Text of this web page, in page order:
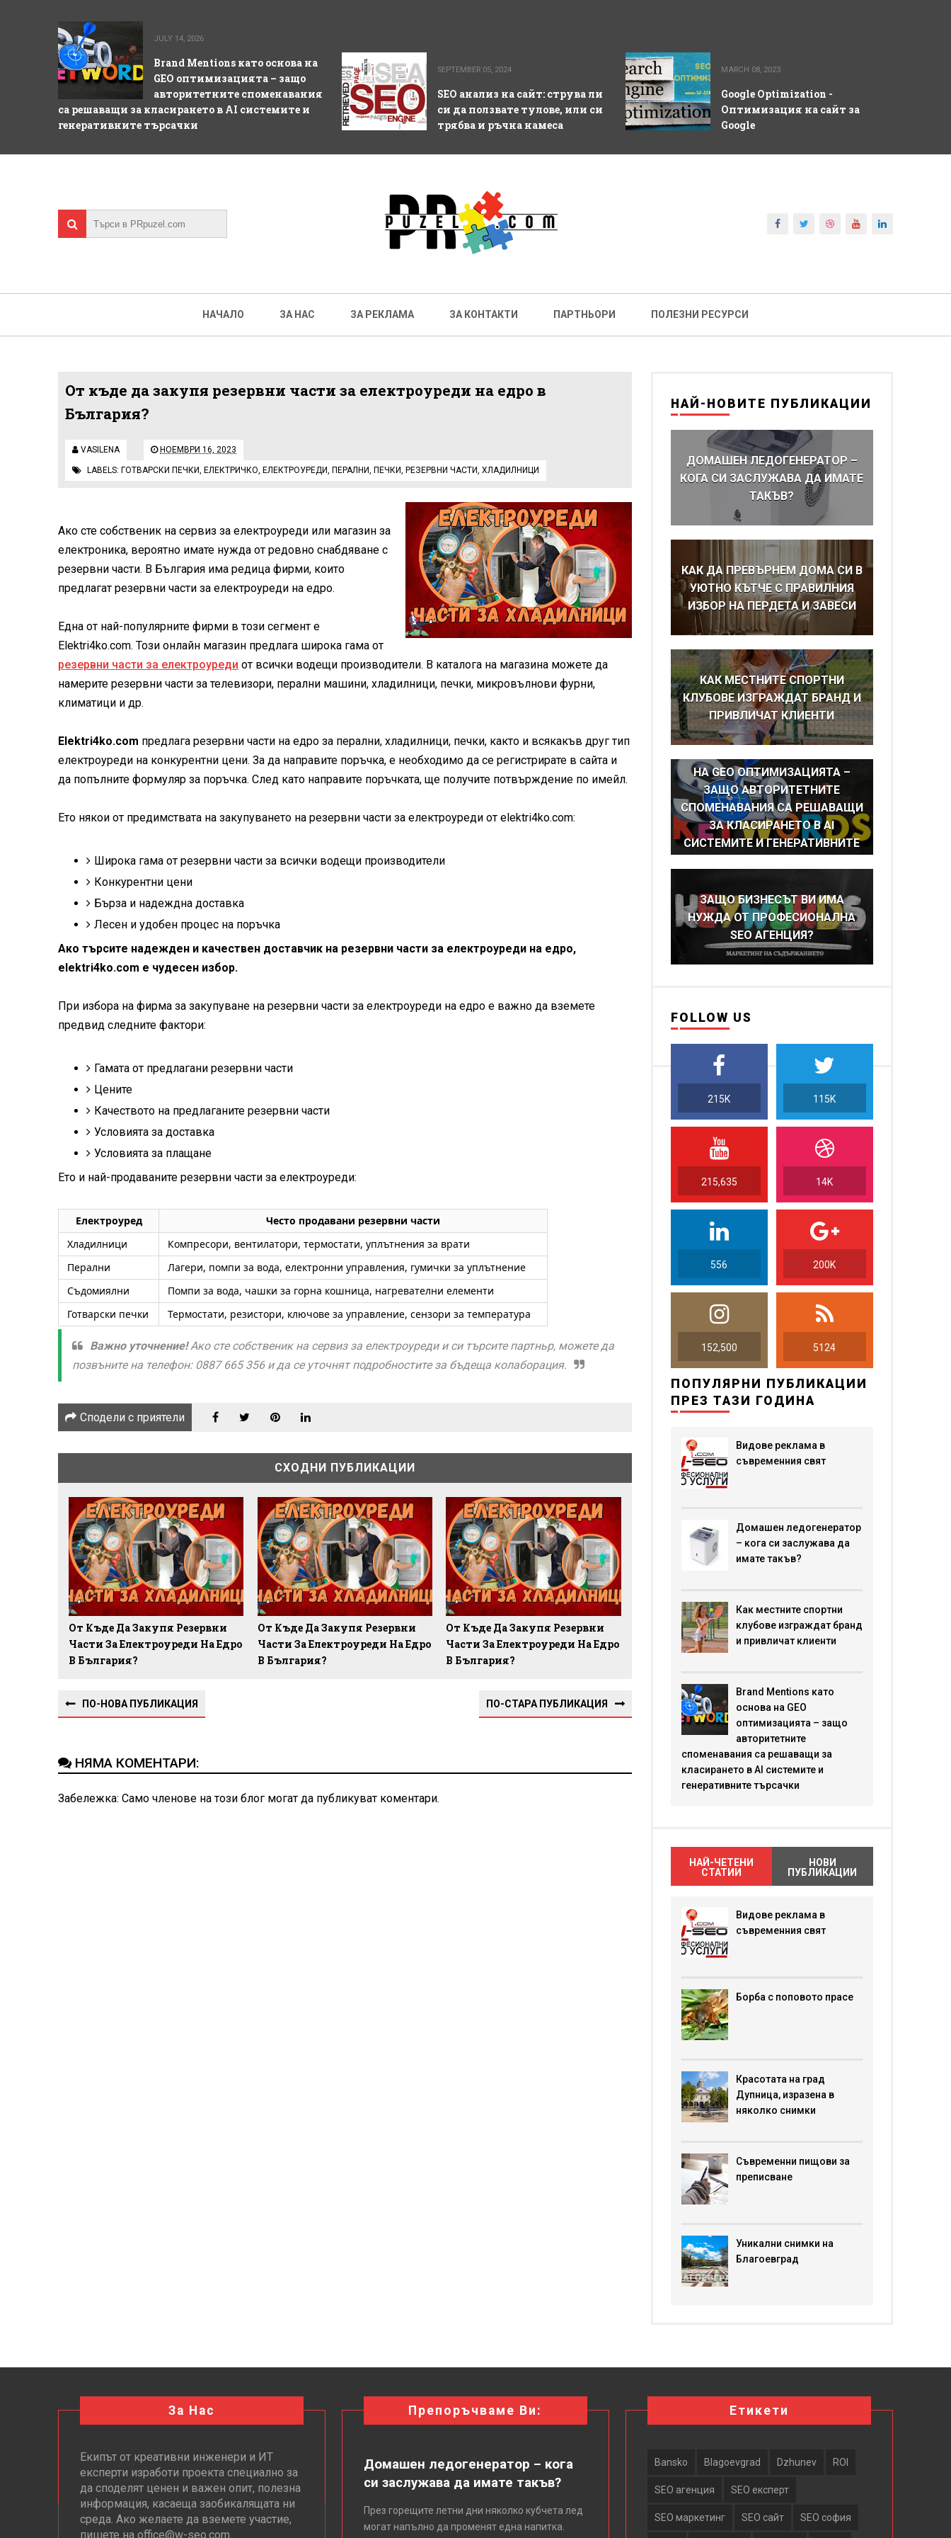
JULY 14, 2026
Brand Mentions като основа на
GEO оптимизацията – защо
авторитетните споменавания
са решаващи за класирането в AI системите и
генеративните търсачки
SEPTEMBER 05, 2024
SEO анализ на сайт: струва ли
си да ползвате тулове, или си
трябва и ръчна намеса
MARCH 08, 2023
Google Optimization -
Оптимизация на сайт за
Google
НАЧАЛО ЗА НАС ЗА РЕКЛАМА ЗА КОНТАКТИ ПАРТНЬОРИ ПОЛЕЗНИ РЕСУРСИ
От къде да закупя резервни части за електроуреди на едро в
България?
VASILENA НОЕМВРИ 16, 2023
LABELS: ГОТВАРСКИ ПЕЧКИ, ЕЛЕКТРИЧКО, ЕЛЕКТРОУРЕДИ, ПЕРАЛНИ, ПЕЧКИ, РЕЗЕРВНИ ЧАСТИ, ХЛАДИЛНИЦИ
Ако сте собственик на сервиз за електроуреди или магазин за
електроника, вероятно имате нужда от редовно снабдяване с
резервни части. В България има редица фирми, които
предлагат резервни части за електроуреди на едро.
Една от най-популярните фирми в този сегмент е
Еlektri4ko.com. Този онлайн магазин предлага широка гама от
резервни части за електроуреди от всички водещи производители. В каталога на магазина можете да
намерите резервни части за телевизори, перални машини, хладилници, печки, микровълнови фурни,
климатици и др.
Elektri4ko.com предлага резервни части на едро за перални, хладилници, печки, както и всякакъв друг тип
електроуреди на конкурентни цени. За да направите поръчка, е необходимо да се регистрирате в сайта и
да попълните формуляр за поръчка. След като направите поръчката, ще получите потвърждение по имейл.
Ето някои от предимствата на закупуването на резервни части за електроуреди от elektri4ko.com:
Широка гама от резервни части за всички водещи производители
Конкурентни цени
Бърза и надеждна доставка
Лесен и удобен процес на поръчка
Ако търсите надежден и качествен доставчик на резервни части за електроуреди на едро,
elektri4ko.com е чудесен избор.
При избора на фирма за закупуване на резервни части за електроуреди на едро е важно да вземете
предвид следните фактори:
Гамата от предлагани резервни части
Цените
Качеството на предлаганите резервни части
Условията за доставка
Условията за плащане
Ето и най-продаваните резервни части за електроуреди:
Електроуред
Често продавани резервни части
Хладилници
Компресори, вентилатори, термостати, уплътнения за врати
Перални
Лагери, помпи за вода, електронни управления, гумички за уплътнение
Съдомиялни
Помпи за вода, чашки за горна кошница, нагревателни елементи
Готварски печки
Термостати, резистори, ключове за управление, сензори за температура
Важно уточнение!Ако сте собственик на сервиз за електроуреди и си търсите партньр, можете да
позвъните на телефон: 0887 665 356 и да се уточнят подробностите за бъдеща колаборация.
Сподели с приятели
СХОДНИ ПУБЛИКАЦИИ
От Къде Да Закупя Резервни
Части За Електроуреди На Едро
В България?
От Къде Да Закупя Резервни
Части За Електроуреди На Едро
В България?
От Къде Да Закупя Резервни
Части За Електроуреди На Едро
В България?
ПО-НОВА ПУБЛИКАЦИЯ ПО-СТАРА ПУБЛИКАЦИЯ
НЯМА КОМЕНТАРИ:
Забележка: Само членове на този блог могат да публикуват коментари.
НАЙ-НОВИТЕ ПУБЛИКАЦИИ
ДОМАШЕН ЛЕДОГЕНЕРАТОР –
КОГА СИ ЗАСЛУЖАВА ДА ИМАТЕ
ТАКЪВ?
КАК ДА ПРЕВЪРНЕМ ДОМА СИ В
УЮТНО КЪТЧЕ С ПРАВИЛНИЯ
ИЗБОР НА ПЕРДЕТА И ЗАВЕСИ
КАК МЕСТНИТЕ СПОРТНИ
КЛУБОВЕ ИЗГРАЖДАТ БРАНД И
ПРИВЛИЧАТ КЛИЕНТИ
НА GEO ОПТИМИЗАЦИЯТА –
ЗАЩО АВТОРИТЕТНИТЕ
СПОМЕНАВАНИЯ СА РЕШАВАЩИ
ЗА КЛАСИРАНЕТО В AI
СИСТЕМИТЕ И ГЕНЕРАТИВНИТЕ
ЗАЩО БИЗНЕСЪТ ВИ ИМА
НУЖДА ОТ ПРОФЕСИОНАЛНА
SEO АГЕНЦИЯ?
FOLLOW US
215K 115K
215,635 14K
556 200K
152,500 5124
ПОПУЛЯРНИ ПУБЛИКАЦИИ
ПРЕЗ ТАЗИ ГОДИНА
Видове реклама в
съвременния свят
Домашен ледогенератор
– кога си заслужава да
имате такъв?
Как местните спортни
клубове изграждат бранд
и привличат клиенти
Brand Mentions като
основа на GEO
оптимизацията – защо
авторитетните
споменавания са решаващи за
класирането в AI системите и
генеративните търсачки
НАЙ-ЧЕТЕНИ
СТАТИИ
НОВИ
ПУБЛИКАЦИИ
Видове реклама в
съвременния свят
Борба с поповото прасе
Красотата на град
Дупница, изразена в
няколко снимки
Съвременни пищови за
преписване
Уникални снимки на
Благоевград
За Нас
Екипът от креативни инженери и ИТ
експерти изработи проекта специално за
да споделят ценен и важен опит, полезна
информация, касаеща заобикалящата ни
среда. Ако желаете да вземете участие,
пишете на office@w-seo.com.
Препоръчваме Ви:
Домашен ледогенератор – кога
си заслужава да имате такъв?
През горещите летни дни няколко кубчета лед
могат напълно да променят една напитка.
Етикети
Bansko Blagoevgrad Dzhunev ROI
SEO агенция SEO експерт
SEO маркетинг SEO сайт SEO софия